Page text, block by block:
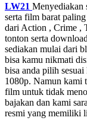
LW21 Menyediakan
serta film barat
dari Action , Crime ,
tonton serta
sediakan mulai dari
bisa kamu nikmati
bisa anda pilih
1080p. Namun kami
film untuk tidak
bajakan dan kami
resmi yang memiliki